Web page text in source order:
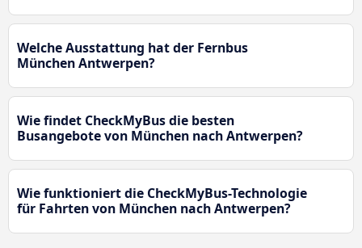
Welche Ausstattung hat der Fernbus
München Antwerpen?
Wie findet CheckMyBus die besten
Busangebote von München nach Antwerpen?
Wie funktioniert die CheckMyBus-Technologie
für Fahrten von München nach Antwerpen?